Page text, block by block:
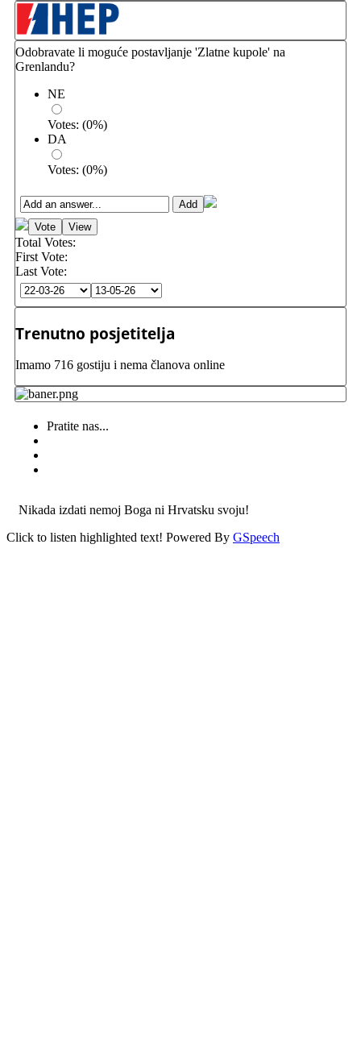
Odobravate li moguće postavljanje 'Zlatne kupole' na
Grenlandu?
NE
Votes: (0%)
DA
Votes: (0%)
Total Votes:
First Vote:
Last Vote:
Trenutno posjetitelja
Imamo 716 gostiju i nema članova online
Pratite nas...
Nikada izdati nemoj Boga ni Hrvatsku svoju!
Click to listen highlighted text! Powered By GSpeech